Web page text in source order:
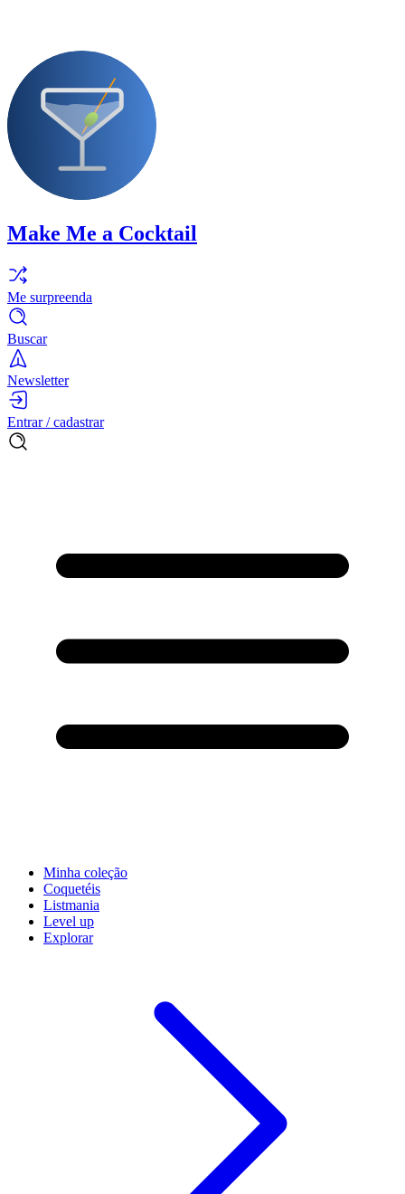
Make Me a Cocktail
Me surpreenda
Buscar
Newsletter
Entrar / cadastrar
Minha coleção
Coquetéis
Listmania
Level up
Explorar